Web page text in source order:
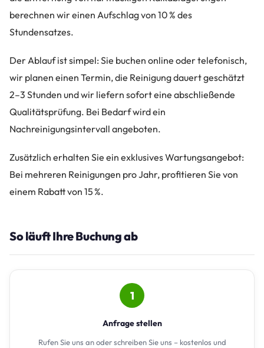
berechnen wir einen Aufschlag von 10 % des
Stundensatzes.
Der Ablauf ist simpel: Sie buchen online oder telefonisch,
wir planen einen Termin, die Reinigung dauert geschätzt
2–3 Stunden und wir liefern sofort eine abschließende
Qualitätsprüfung. Bei Bedarf wird ein
Nachreinigungsintervall angeboten.
Zusätzlich erhalten Sie ein exklusives Wartungsangebot:
Bei mehreren Reinigungen pro Jahr, profitieren Sie von
einem Rabatt von 15 %.
So läuft Ihre Buchung ab
1
Anfrage stellen
Rufen Sie uns an oder schreiben Sie uns – kostenlos und